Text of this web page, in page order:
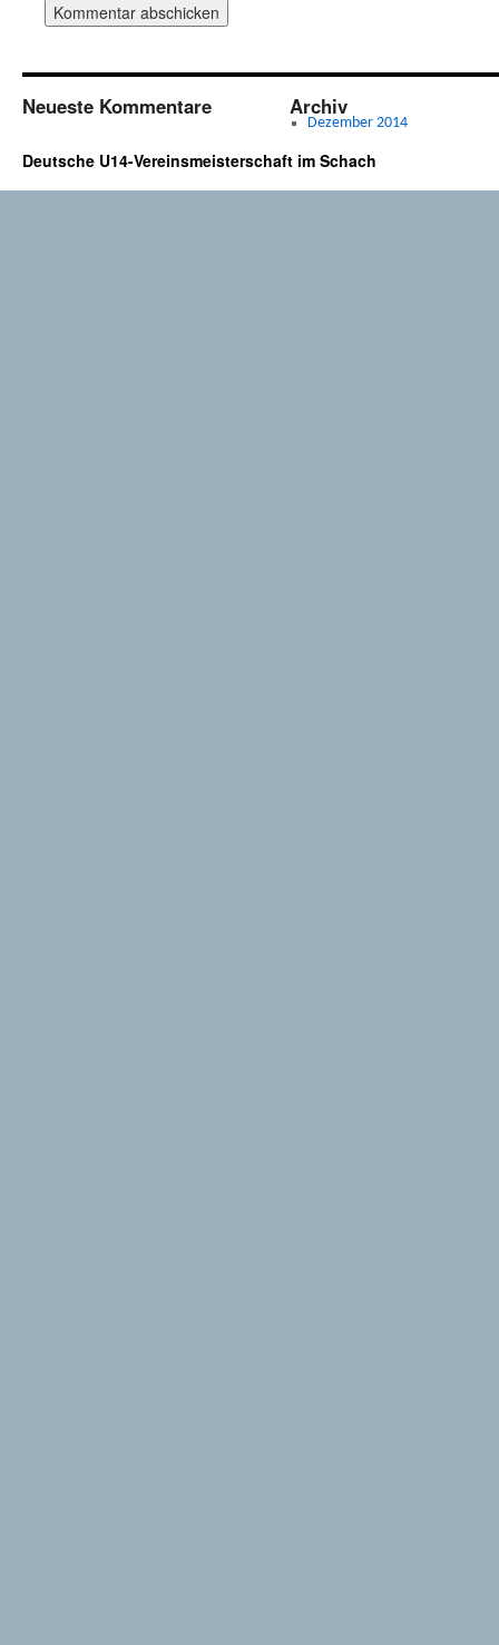
Neueste Kommentare Archiv
Dezember 2014
Deutsche U14-Vereinsmeisterschaft im Schach